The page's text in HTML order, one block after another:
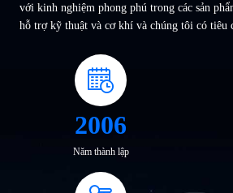
với kinh nghiệm phong phú trong các sản
hỗ trợ kỹ thuật và cơ khí và chúng tôi có tiêu
2006
Năm thành lập